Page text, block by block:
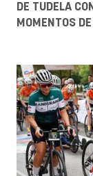
DE TUDELA
MOMENTOS